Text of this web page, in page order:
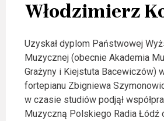
Włodzimierz
Uzyskał dyplom Państwowej
Muzycznej (obecnie Akademia
Grażyny i Kiejstuta Bacewiczów)
fortepianu Zbigniewa
w czasie studiów podjął
Muzyczną Polskiego Radia Łódź